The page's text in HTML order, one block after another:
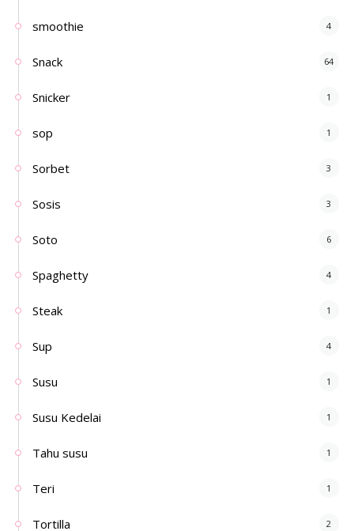
smoothie 4
Snack 64
Snicker 1
sop 1
Sorbet 3
Sosis 3
Soto 6
Spaghetty 4
Steak 1
Sup 4
Susu 1
Susu Kedelai 1
Tahu susu 1
Teri 1
Tortilla 2